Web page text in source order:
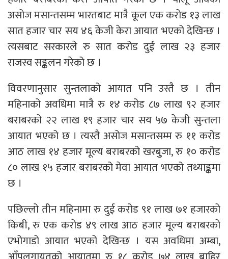
असोज मसान्तसम्म भारतबाट मात्रै कूल एक करोड १३ लाख
सात हजार चार सय ४६ केजी केरा आयात भएको देखिन्छ ।
त्यसबाट सरकारले रु सात करोड दुई लाख २३ हजार
राजस्व सङ्कलन गरेको छ ।
विवरणानुसार सुन्तलाको आयात पनि उस्तै छ । तीन
महिनाको अवधिमा मात्रै रु १४ करोड ८७ लाख ९२ हजार
बराबरको २२ लाख १९ हजार चार सय ५७ केजी सुन्तला
आयात भएको छ । त्यस्तै असोज मसान्तसम्म रु ११ करोड
आठ लाख १४ हजार मूल्य बराबरको खरबुुजा, रु १० करोड
८० लाख १५ हजार बराबरको मेवा आयात भएको तथ्याङ्कमा
छ ।
पछिल्लो तीन महिनामा रु दुई करोड ९१ लाख ७१ हजारको
किबी, रु एक करोड ४९ लाख आठ हजार मूल्य बराबरको
एभोगाडो आयात भएको देखिन्छ । यस अवधिमा अम्बा,